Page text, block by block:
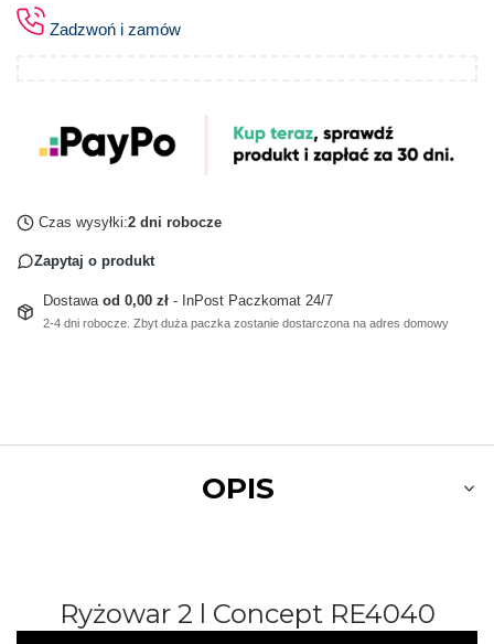
Zadzwoń i zamów
Czas wysyłki:2 dni robocze
Zapytaj o produkt
Dostawa od 0,00 zł - InPost Paczkomat 24/7
2-4 dni robocze. Zbyt duża paczka zostanie dostarczona na adres domowy
OPIS
Ryżowar 2 l Concept RE4040